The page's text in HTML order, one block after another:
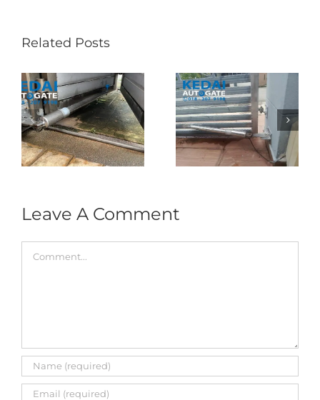
Related Posts
Autogate USJ –
Tukar 1 Unit OAE
333A Arm
Autogate
Folding Auto Gate
Repair in Puncak
Jalil – Auto Gate
Roller & Arm
Replacement
Leave A Comment